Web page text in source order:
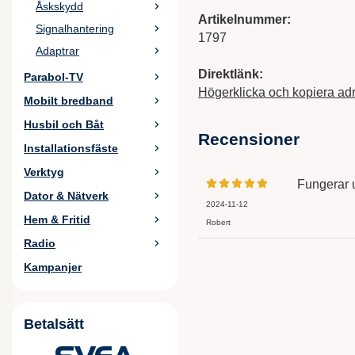
Åskskydd
Signalhantering
Adaptrar
Parabol-TV
Mobilt bredband
Husbil och Båt
Installationsfäste
Verktyg
Dator & Nätverk
Hem & Fritid
Radio
Kampanjer
Betalsätt
Artikelnummer:
1797
Direktlänk:
Högerklicka och kopiera
Recensioner
2024-11-12
Robert
Fungerar